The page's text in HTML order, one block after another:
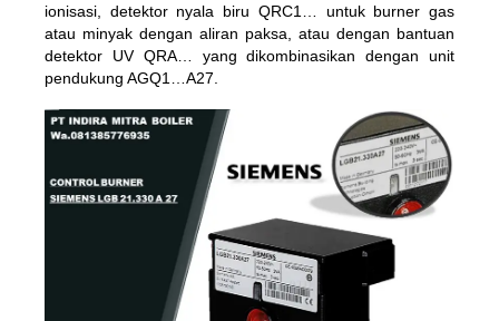
ionisasi, detektor nyala biru QRC1… untuk burner gas
atau minyak dengan aliran paksa, atau dengan bantuan
detektor UV QRA… yang dikombinasikan dengan unit
pendukung AGQ1…A27.